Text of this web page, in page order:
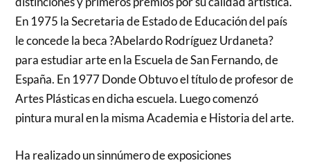
En 1975 la Secretaria de Estado de Educación del país
le concede la beca ?Abelardo Rodríguez Urdaneta?
para estudiar arte en la Escuela de San Fernando, de
España. En 1977 Donde Obtuvo el título de profesor de
Artes Plásticas en dicha escuela. Luego comenzó
pintura mural en la misma Academia e Historia del arte.
Ha realizado un sinnúmero de exposiciones